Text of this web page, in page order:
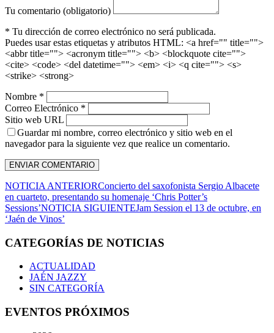
Tu comentario (obligatorio)
* Tu dirección de correo electrónico no será publicada.
Puedes usar estas etiquetas y atributos HTML: <a href="" title="">
<abbr title=""> <acronym title=""> <b> <blockquote cite="">
<cite> <code> <del datetime=""> <em> <i> <q cite=""> <s>
<strike> <strong>
Nombre *
Correo Electrónico *
Sitio web URL
Guardar mi nombre, correo electrónico y sitio web en el
navegador para la siguiente vez que realice un comentario.
NOTICIA ANTERIORConcierto del saxofonista Sergio Albacete
en cuarteto, presentando su homenaje ‘Chris Potter’s
Sessions’NOTICIA SIGUIENTEJam Session el 13 de octubre, en
‘Jaén de Vinos’
CATEGORÍAS DE NOTICIAS
ACTUALIDAD
JAÉN JAZZY
SIN CATEGORÍA
EVENTOS PRÓXIMOS